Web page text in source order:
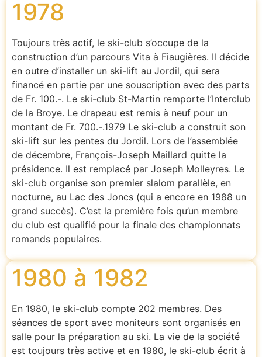
1978
Toujours très actif, le ski-club s’occupe de la
construction d’un parcours Vita à Fiaugières. Il décide
en outre d’installer un ski-lift au Jordil, qui sera
financé en partie par une souscription avec des parts
de Fr. 100.-. Le ski-club St-Martin remporte l’Interclub
de la Broye. Le drapeau est remis à neuf pour un
montant de Fr. 700.-.1979 Le ski-club a construit son
ski-lift sur les pentes du Jordil. Lors de l’assemblée
de décembre, François-Joseph Maillard quitte la
présidence. Il est remplacé par Joseph Molleyres. Le
ski-club organise son premier slalom parallèle, en
nocturne, au Lac des Joncs (qui a encore en 1988 un
grand succès). C’est la première fois qu’un membre
du club est qualifié pour la finale des championnats
romands populaires.
1980 à 1982
En 1980, le ski-club compte 202 membres. Des
séances de sport avec moniteurs sont organisés en
salle pour la préparation au ski. La vie de la société
est toujours très active et en 1980, le ski-club écrit à